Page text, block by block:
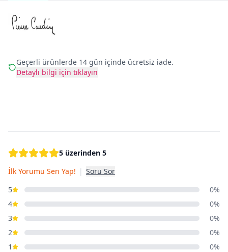
Geçerli ürünlerde 14 gün içinde ücretsiz iade.
Detaylı bilgi için tıklayın
5 üzerinden 5
İlk Yorumu Sen Yap! | Soru Sor
5
0%
4
0%
3
0%
2
0%
1
0%